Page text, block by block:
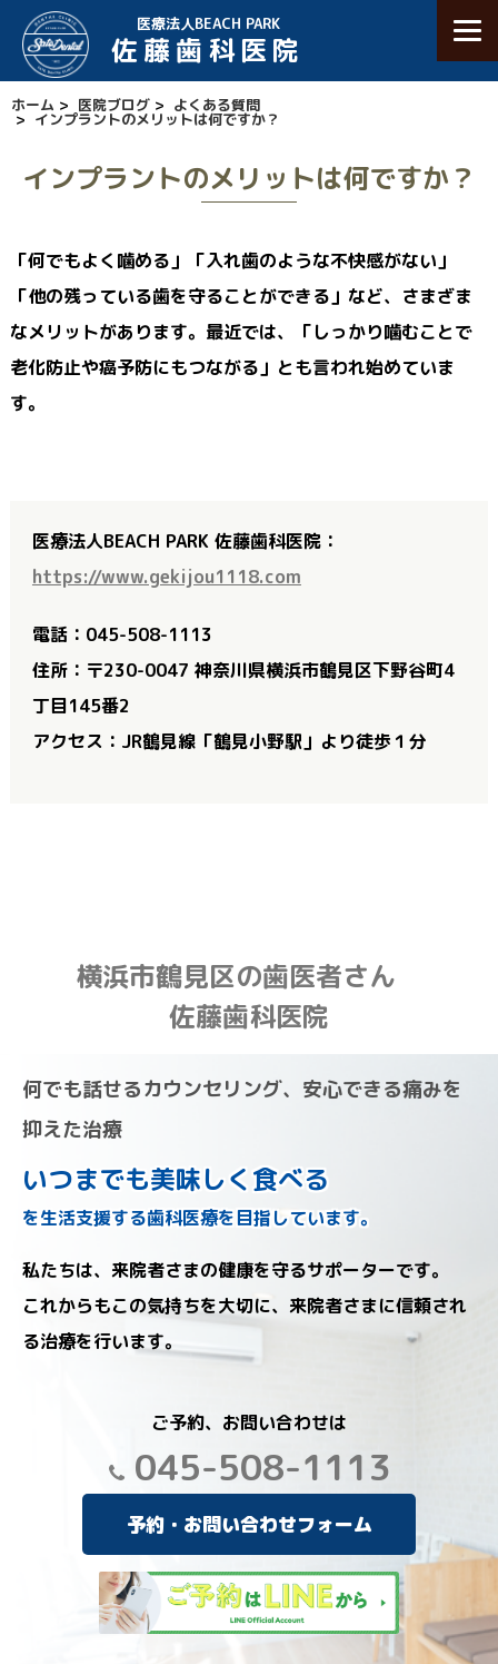
医療法人BEACH PARK
佐藤歯科医院
ホーム > 医院ブログ > よくある質問
> インプラントのメリットは何ですか？
インプラントのメリットは何ですか？
「何でもよく噛める」「入れ歯のような不快感がない」
「他の残っている歯を守ることができる」など、さまざま
なメリットがあります。最近では、「しっかり噛むことで
老化防止や癌予防にもつながる」とも言われ始めていま
す。
医療法人BEACH PARK 佐藤歯科医院：
https://www.gekijou1118.com
電話：045-508-1113
住所：〒230-0047 神奈川県横浜市鶴見区下野谷町4
丁目145番2
アクセス：JR鶴見線「鶴見小野駅」より徒歩１分
横浜市鶴見区の歯医者さん
佐藤歯科医院
何でも話せるカウンセリング、安心できる痛みを
抑えた治療
いつまでも美味しく食べる
を生活支援する歯科医療を目指しています。
私たちは、来院者さまの健康を守るサポーターです。
これからもこの気持ちを大切に、来院者さまに信頼され
る治療を行います。
ご予約、お問い合わせは
045-508-1113
予約・お問い合わせフォーム